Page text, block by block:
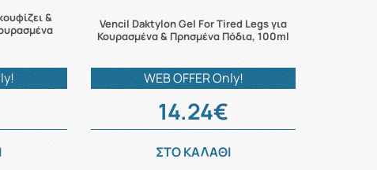
&
Vencil Daktylon Gel For Tired Legs για
Κουρασμένα & Πρησμένα Πόδια, 100ml
WEB OFFER Only!
14.24€
ΣΤΟ ΚΑΛΑΘΙ